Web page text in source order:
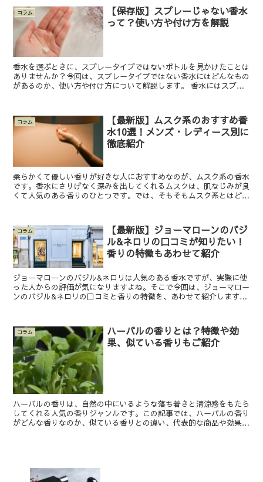
コラム
【保存版】スプレーじゃない香水
って？使い方や付け方を解説
香水を選ぶときに、スプレータイプではないボトルを見かけたことは
ありませんか？今回は、スプレータイプではない香水にはどんなもの
があるのか、使い方や付け方について解説します。 香水にはスプレ
コラム
【最新版】ムスク系のおすすめ香
水10選！メンズ・レディース別に
徹底紹介
柔らかくて優しい香りが好きな人におすすめなのが、ムスク系の香水
です。香水にさりげなく深みを出してくれるムスクは、肌なじみが良
くて人気のある香りのひとつです。では、そもそもムスク系とはどん
コラム
【最新版】ジョーマローンのバジ
ル&ネロリの口コミが知りたい！
香りの特徴もあわせて紹介
ジョーマローンのバジル&ネロリは人気のある香水ですが、実際に使
った人からの評価が気になりますよね。そこで今回は、ジョーマロー
ンのバジル&ネロリの口コミと香りの特徴を、あわせて紹介します。
コラム
ハーバルの香りとは？特徴や効
果、似ている香りもご紹介
ハーバルの香りは、自然の中にいるような落ち着きと清涼感をもたら
してくれる人気の香りジャンルです。この記事では、ハーバルの香り
がどんな香りなのか、似ている香りとの違い、代表的な商品や効果に